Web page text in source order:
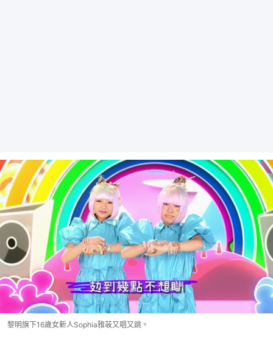
黎明旗下16歲女新人Sophia雅荍又唱又跳。